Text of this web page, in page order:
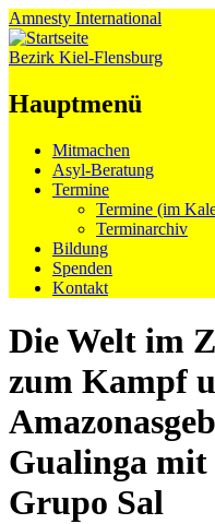
Amnesty International
Bezirk Kiel-Flensburg
Hauptmenü
Zum
Inhalt
springen
Mitmachen
Asyl-Beratung
Termine
Termine (im
Terminarchiv
Bildung
Spenden
Kontakt
Die Welt im
zum Kampf
Gualinga
Grupo Sal